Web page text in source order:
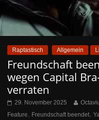
Raptastisch Allgemein
Freundschaft
wegen Capital
verraten
29. November 2025
Feature, Freundschaft beendet,